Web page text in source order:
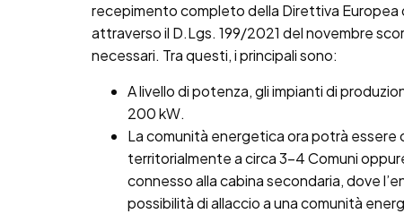
recepimento completo della Direttiva Europea
attraverso il D.Lgs. 199/2021 del novembre
necessari. Tra questi, i principali sono:
A livello di potenza, gli impianti di
200 kW.
La comunità energetica ora potrà essere
territorialmente a circa 3-4 Comuni
connesso alla cabina secondaria, dove
possibilità di allaccio a una comunità